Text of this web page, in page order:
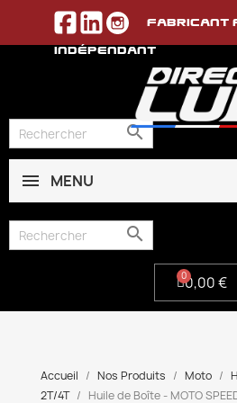
Fabricant
indépendant

MENU

0,00 €
Accueil Nos Produits Moto
2T/4T
Huile de Boîte - MOTO